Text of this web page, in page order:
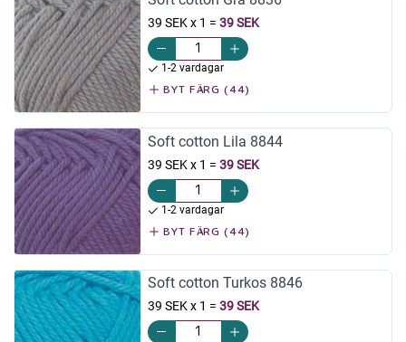
39 SEK x 1 = 39 SEK
1-2 vardagar
BYT FÄRG (44)
Soft cotton Lila 8844
39 SEK x 1 = 39 SEK
1-2 vardagar
BYT FÄRG (44)
Soft cotton Turkos 8846
39 SEK x 1 = 39 SEK